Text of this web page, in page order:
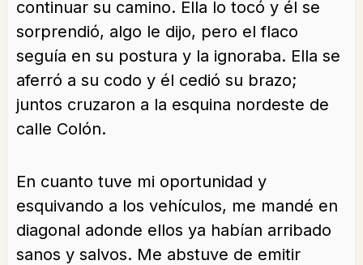
continuar su camino. Ella lo tocó y él se
sorprendió, algo le dijo, pero el flaco
seguía en su postura y la ignoraba. Ella se
aferró a su codo y él cedió su brazo;
juntos cruzaron a la esquina nordeste de
calle Colón.
En cuanto tuve mi oportunidad y
esquivando a los vehículos, me mandé en
diagonal adonde ellos ya habían arribado
sanos y salvos. Me abstuve de emitir